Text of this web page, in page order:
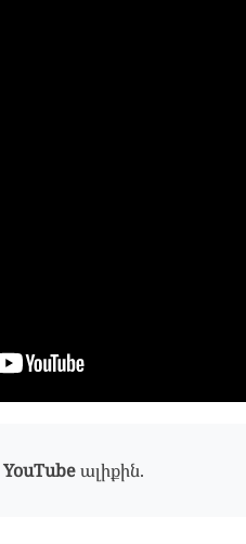
YouTubeալիքին.